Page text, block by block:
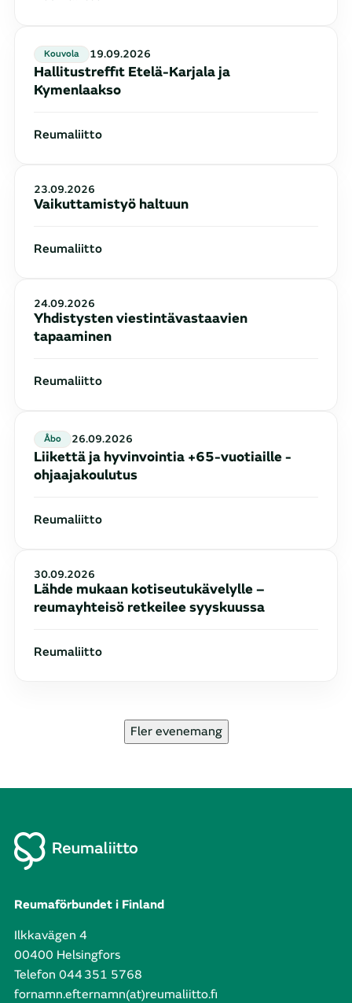
kouvola 19.09.2026
Hallitustreffit Etelä-Karjala ja
Kymenlaakso
Reumaliitto
23.09.2026
Vaikuttamistyö haltuun
Reumaliitto
24.09.2026
Yhdistysten viestintävastaavien
tapaaminen
Reumaliitto
åbo 26.09.2026
Liikettä ja hyvinvointia +65-vuotiaille -
ohjaajakoulutus
Reumaliitto
30.09.2026
Lähde mukaan kotiseutukävelylle –
reumayhteisö retkeilee syyskuussa
Reumaliitto
Fler evenemang
Reumaförbundet i Finland
Ilkkavägen 4
00400 Helsingfors
Telefon 044 351 5768
fornamn.efternamn(at)reumaliitto.fi